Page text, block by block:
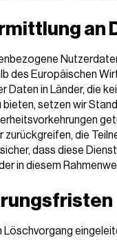
an
des Europäischen
Daten in Länder, die
setzen wir
die
dass diese
in diesem
Löschvorgang